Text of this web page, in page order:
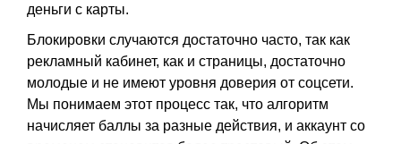
деньги с карты.
Блокировки случаются достаточно часто, так как
рекламный кабинет, как и страницы, достаточно
молодые и не имеют уровня доверия от соцсети.
Мы понимаем этот процесс так, что алгоритм
начисляет баллы за разные действия, и аккаунт со